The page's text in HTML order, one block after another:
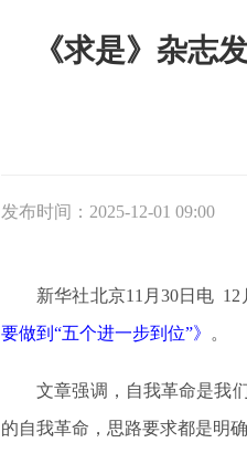
《求是》杂志
发布时间： 2025-12-01 09:00
新华社北京11月30日电 12
要做到“五个进一步到位”》
。
文章强调，自我革命是我们
的自我革命，思路要求都是明